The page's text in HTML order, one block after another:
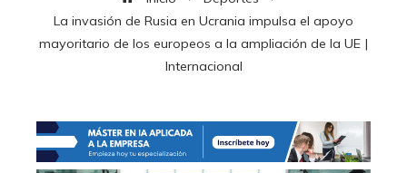
La invasión de Rusia en Ucrania impulsa el apoyo
mayoritario de los europeos a la ampliación de la UE |
Internacional